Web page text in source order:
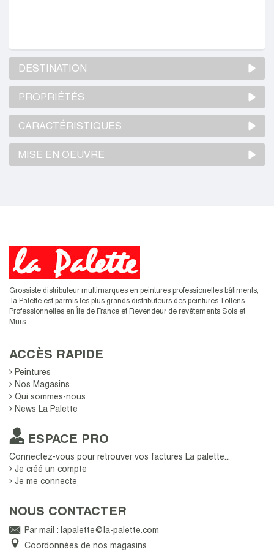
DESTINATION
PROPRIÉTÉS
CARACTÉRISTIQUES
MISE EN OEUVRE
Grossiste distributeur multimarques en peintures professionelles bâtiments,
la Palette est parmis les plus grands distributeurs des peintures Tollens
Professionnelles en Île de France et Revendeur de revêtements Sols et
Murs.
ACCÈS RAPIDE
Peintures
Nos Magasins
Qui sommes-nous
News La Palette
ESPACE PRO
Connectez-vous pour retrouver vos factures La palette...
Je créé un compte
Je me connecte
NOUS CONTACTER
Par mail : lapalette@la-palette.com
Coordonnées de nos magasins